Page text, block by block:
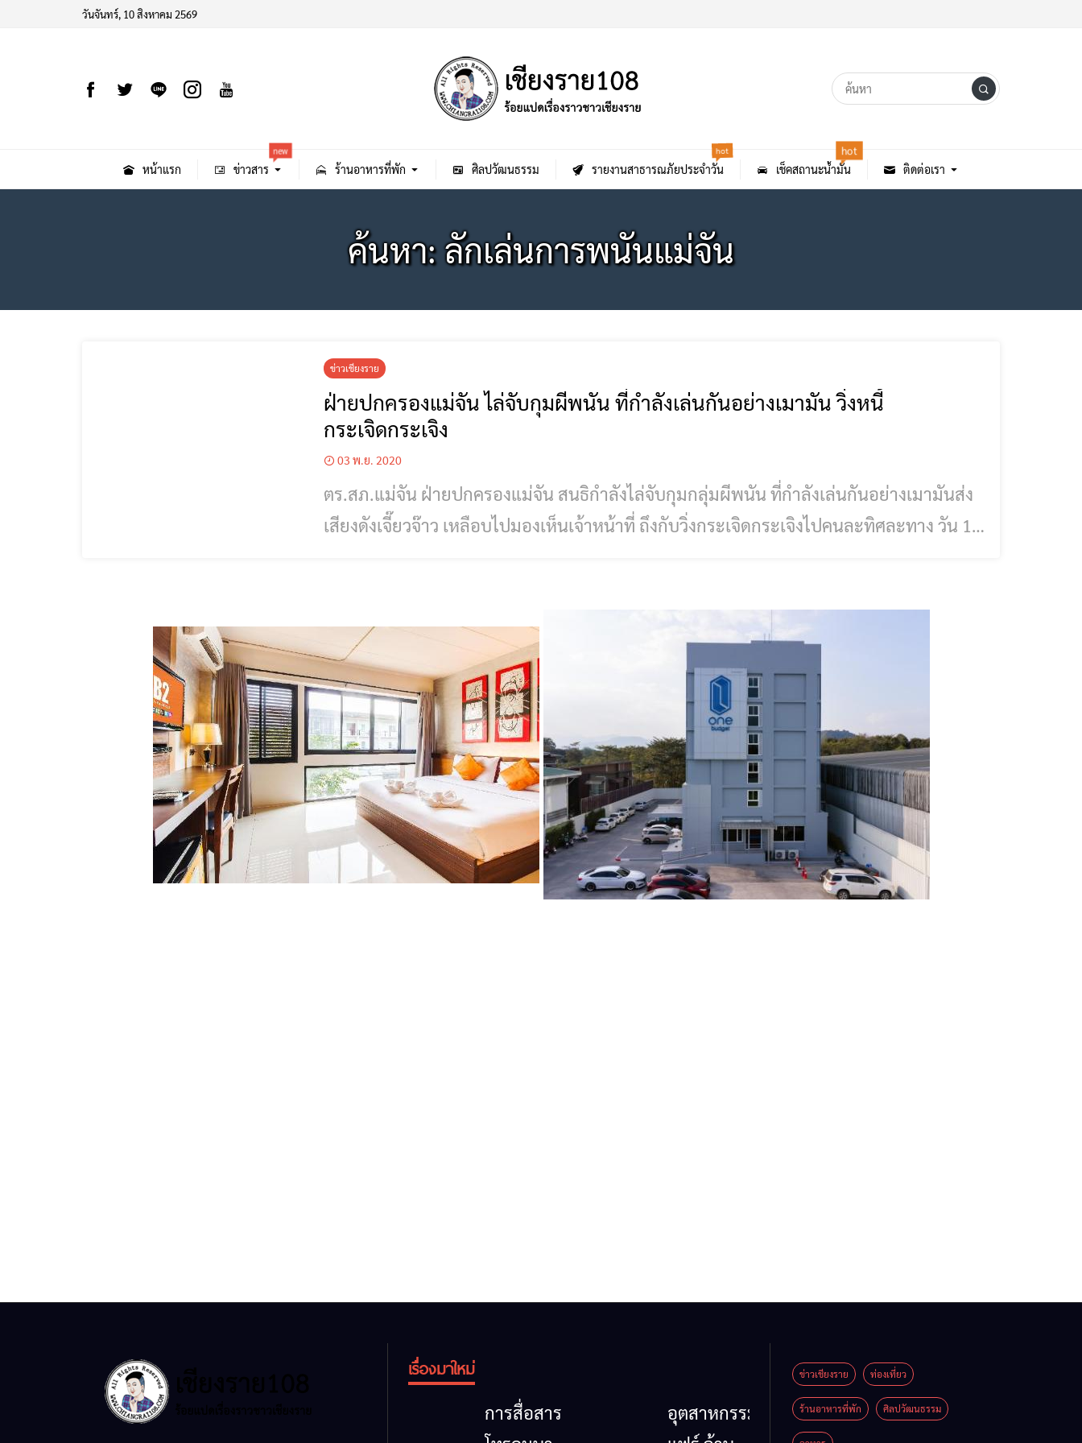
วันจันทร์, 10 สิงหาคม 2569
หน้าแรก ข่าวสาร
new
ร้านอาหารที่พัก ศิลปวัฒนธรรม รายงานสาธารณภัยประจำวัน
hot
เช็คสถานะน้ำมัน
hot
ติดต่อเรา
ค้นหา: ลักเล่นการพนันแม่จัน
ข่าวเชียงราย
ฝ่ายปกครองแม่จัน ไล่จับกุมผีพนัน ที่กำลังเล่นกันอย่างเมามัน วิ่งหนี้
กระเจิดกระเจิง
03 พ.ย. 2020
ตร.สภ.แม่จัน ฝ่ายปกครองแม่จัน สนธิกำลังไล่จับกุมกลุ่มผีพนัน ที่กำลังเล่นกันอย่างเมามันส่ง
เสียงดังเจี๊ยวจ๊าว เหลือบไปมองเห็นเจ้าหน้าที่ ถึงกับวิ่งกระเจิดกระเจิงไปคนละทิศละทาง วัน 1
เรื่องมาใหม่
การสื่อสาร
อุตสาหกรรม
ข่าวเชียงราย ท่องเที่ยว
ร้านอาหารที่พัก ศิลปวัฒนธรรม